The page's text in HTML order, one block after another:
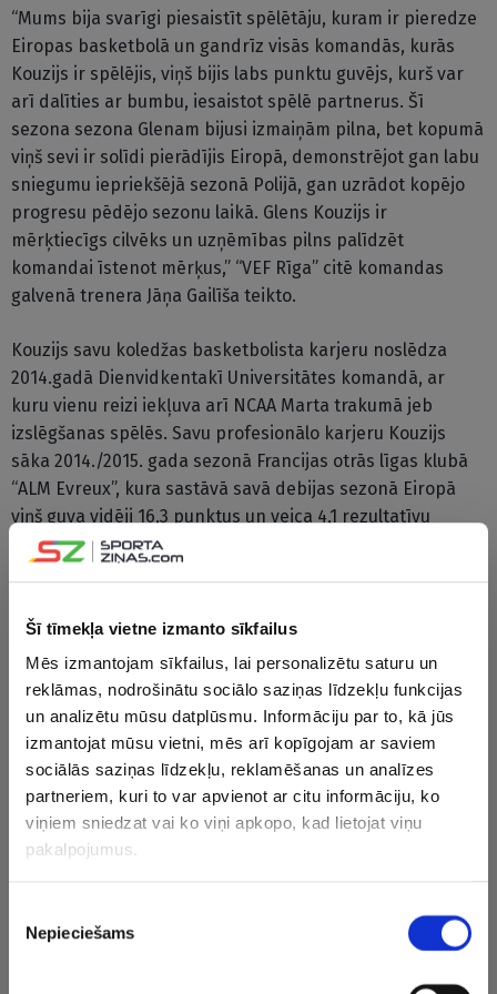
Šī tīmekļa vietne izmanto sīkfailus
Mēs izmantojam sīkfailus, lai personalizētu saturu un
reklāmas, nodrošinātu sociālo saziņas līdzekļu funkcijas
un analizētu mūsu datplūsmu. Informāciju par to, kā jūs
izmantojat mūsu vietni, mēs arī kopīgojam ar saviem
sociālās saziņas līdzekļu, reklamēšanas un analīzes
partneriem, kuri to var apvienot ar citu informāciju, ko
viņiem sniedzat vai ko viņi apkopo, kad lietojat viņu
pakalpojumus.
izvēle
Nepieciešams
“Mums bija svarīgi piesaistīt spēlētāju, kuram ir pieredze
Eiropas basketbolā un gandrīz visās komandās, kurās
Kouzijs ir spēlējis, viņš bijis labs punktu guvējs, kurš var
arī dalīties ar bumbu, iesaistot spēlē partnerus. Šī
sezona sezona Glenam bijusi izmaiņām pilna, bet kopumā
viņš sevi ir solīdi pierādījis Eiropā, demonstrējot gan labu
sniegumu iepriekšējā sezonā Polijā, gan uzrādot kopējo
progresu pēdējo sezonu laikā. Glens Kouzijs ir
mērķtiecīgs cilvēks un uzņēmības pilns palīdzēt
komandai īstenot mērķus,” “VEF Rīga” citē komandas
galvenā trenera Jāņa Gailīša teikto.
Kouzijs savu koledžas basketbolista karjeru noslēdza
2014.gadā Dienvidkentakī Universitātes komandā, ar
kuru vienu reizi iekļuva arī NCAA Marta trakumā jeb
izslēgšanas spēlēs. Savu profesionālo karjeru Kouzijs
sāka 2014./2015. gada sezonā Francijas otrās līgas klubā
“ALM Evreux”, kura sastāvā savā debijas sezonā Eiropā
viņš guva vidēji 16,3 punktus un veica 4,1 rezultatīvu
piespēli.
Zadar” (Adrijas līgā vidēji 12,5 punkti un 2,0 rezultatīvas
piespēles), bet tās pašas sezonas izskaņu pavadīja
Turcijas otrās līgas klubā “Pertevniyal” (15,4 punkti un 4,6
rezultatīvas piespēles).
2016./2017.gada sezonā Kouzijs spēlēja Itālijas otrās līgas
vienībā Tortonas “Bertram”, turpinot demonstrēt
rezultatīvu sniegumu – vidēji spēlē 18,8 punkti un 4,0
rezultatīvas piespēles. Nākamo sezonu Kouzijs pavadīja
rezultatīvas piespēles. Kouzijs palīdzēja savai komandai
izcīnīt Polijas kausu, izšķirošajā spēlē gūstot 36 punktus.